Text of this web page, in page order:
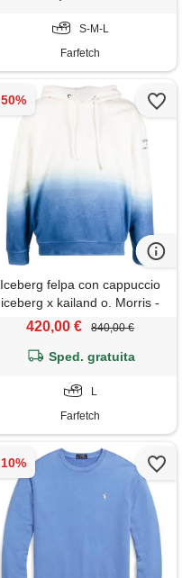
S-M-L
Farfetch
Iceberg felpa con cappuccio
iceberg x kailand o. Morris -
blu
420,00 € 840,00 €
Sped. gratuita
L
Farfetch